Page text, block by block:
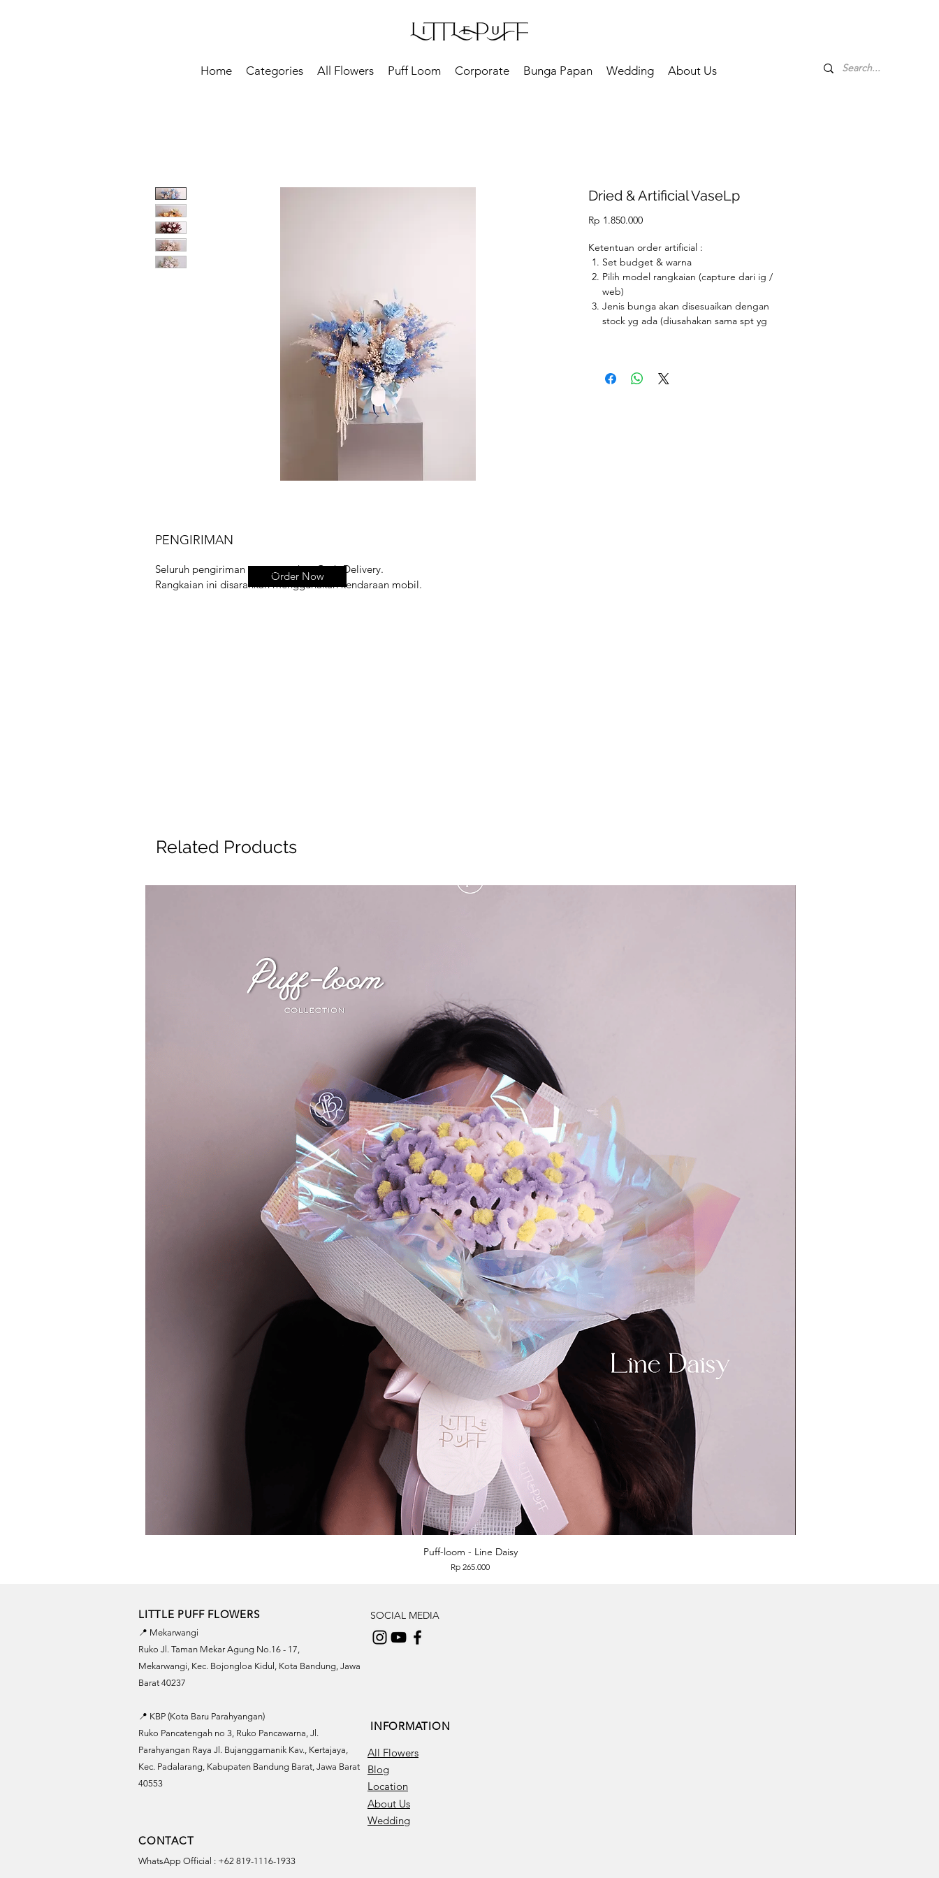
Home Categories All Flowers Puff Loom Corporate Bunga Papan Wedding About Us
Order Now
Related Products
Quick View
Puff-loom - Line Daisy
Price
Rp 265.000
Dried & Artificial VaseLp
Rp 1.850.000Price
Ketentuan order artificial :
Set budget & warna
Pilih model rangkaian (capture dari ig /
web)
Jenis bunga akan disesuaikan dengan
stock yg ada (diusahakan sama spt yg
(bila stock kosong, akan dipilihkan yg
PENGIRIMAN
Seluruh pengiriman menggunakan Grab Delivery.
Rangkaian ini disarankan menggunakan kendaraan mobil.
LITTLE PUFF FLOWERS
📍 Mekarwangi
Ruko Jl. Taman Mekar Agung No.16 - 17,
Mekarwangi, Kec. Bojongloa Kidul, Kota Bandung, Jawa
Barat 40237
📍 KBP (Kota Baru Parahyangan)
Ruko Pancatengah no 3, Ruko Pancawarna, Jl.
Parahyangan Raya Jl. Bujanggamanik Kav., Kertajaya,
Kec. Padalarang, Kabupaten Bandung Barat, Jawa Barat
40553
CONTACT
WhatsApp Official : +62 819-1116-1933
SOCIAL MEDIA
INFORMATION
All Flowers
Blog
Location
About Us
Wedding